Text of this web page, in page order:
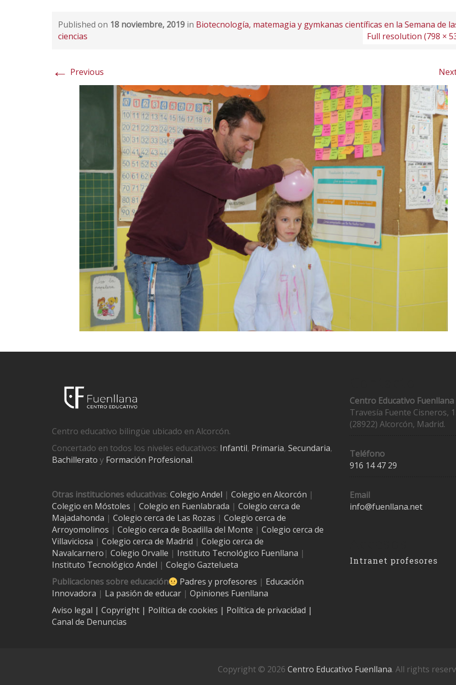
Published on 18 noviembre, 2019 in Biotecnología, matemagia y gymkanas científicas en la Semana de
ciencias
Full resolution (798 ×
← Previous
Centro educativo bilingüe ubicado en Alcorcón.
Concertado en todos los niveles educativos: Infantil, Primaria, Secundaria,
Bachillerato y Formación Profesional.
Otras instituciones educativas: Colegio Andel | Colegio en Alcorcón |
Colegio en Móstoles | Colegio en Fuenlabrada | Colegio cerca de
Majadahonda | Colegio cerca de Las Rozas | Colegio cerca de
Arroyomolinos | Colegio cerca de Boadilla del Monte | Colegio cerca de
Villaviciosa | Colegio cerca de Madrid | Colegio cerca de
Navalcarnero | Colegio Orvalle | Instituto Tecnológico Fuenllana |
Instituto Tecnológico Andel | Colegio Gaztelueta
Publicaciones sobre educación
Padres y profesores | Educación
Innovadora | La pasión de educar | Opiniones Fuenllana
Aviso legal | Copyright | Política de cookies | Política de privacidad |
Canal de Denuncias
Centro Educativo Fuenllana
Travesía Fuente Cisneros,
(28922) Alcorcón, Madrid.
Teléfono
916 14 47 29
Email
info@fuenllana.net
Intranet profesores
Copyright © 2026 Centro Educativo Fuenllana. All rights